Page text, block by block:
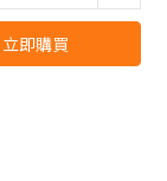
立即購買